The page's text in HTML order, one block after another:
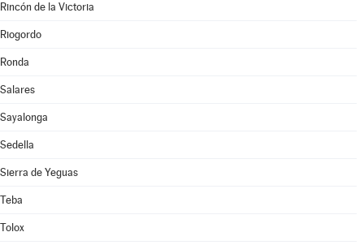
Rincón de la Victoria
Riogordo
Ronda
Salares
Sayalonga
Sedella
Sierra de Yeguas
Teba
Tolox